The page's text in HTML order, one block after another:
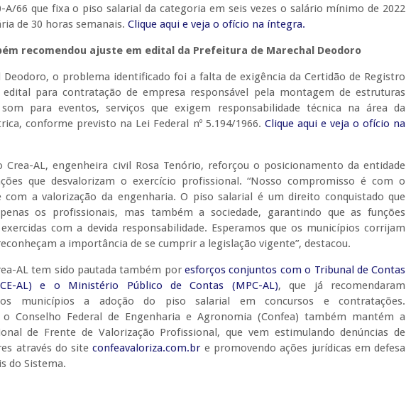
A/66 que fixa o piso salarial da categoria em seis vezes o salário mínimo de 2022
de 30 horas semanais. Clique aqui e veja o ofício na íntegra.
recomendou ajuste em edital da Prefeitura de Marechal Deodoro
Deodoro, o problema identificado foi a falta de exigência da Certidão de Registro
para contratação de empresa responsável pela montagem de estruturas
para eventos, serviços que exigem responsabilidade técnica na área da
conforme previsto na Lei Federal nº 5.194/1966. Clique aqui e veja o ofício na
Crea-AL, engenheira civil Rosa Tenório, reforçou o posicionamento da entidade
que desvalorizam o exercício profissional. “Nosso compromisso é com o
a valorização da engenharia. O piso salarial é um direito conquistado que
os profissionais, mas também a sociedade, garantindo que as funções
com a devida responsabilidade. Esperamos que os municípios corrijam
a importância de se cumprir a legislação vigente”, destacou.
AL tem sido pautada também poresforços conjuntos com o Tribunal de Contas
AL) e o Ministério Público de Contas (MPC-AL), que já recomendaram
municípios a adoção do piso salarial em concursos e contratações.
o Conselho Federal de Engenharia e Agronomia (Confea) também mantém a
de Frente de Valorização Profissional, que vem estimulando denúncias de
através do siteconfeavaloriza.com.br e promovendo ações jurídicas em defesa
do Sistema.